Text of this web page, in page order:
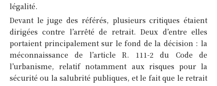
légalité.
Devant le juge des référés, plusieurs critiques étaient
dirigées contre l’arrêté de retrait. Deux d’entre elles
portaient principalement sur le fond de la décision : la
méconnaissance de l’article R. 111-2 du Code de
l’urbanisme, relatif notamment aux risques pour la
sécurité ou la salubrité publiques, et le fait que le retrait